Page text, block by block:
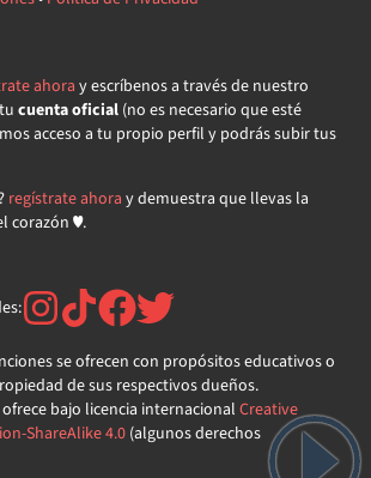
ahora y escríbenos a través de nuestro
cuenta oficial(no es necesario que esté
acceso a tu propio perfil y podrás subir tus
regístrate ahora y demuestra que llevas la
corazón ♥.
se ofrecen con propósitos educativos o
de sus respectivos dueños.
bajo licencia internacional Creative
ShareAlike 4.0(algunos derechos